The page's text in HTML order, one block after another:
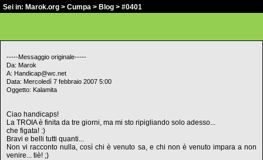
Sei in: Marok.org > Cumpa > Blog > #0401
-----Messaggio originale-----
Da: Marok
A: Handicap@wc.net
Data: Mercoledì 7 febbraio 2007 5:00
Oggetto: Kalamita
Ciao handicaps!
La TROIA è finita da tre giorni, ma mi sto ripigliando solo adesso...
che figata! :)
Bravi e belli tutti quanti...
Non vi racconto nulla, così chi è venuto sa, e chi non è venuto impara a non
venire... tiè! ;)